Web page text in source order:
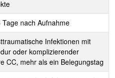
nach Aufnahme
Infektionen mit
oder komplizierender
CC, mehr als ein Belegungstag